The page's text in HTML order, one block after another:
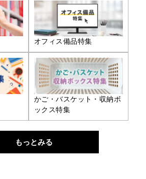
オフィス備品特集
かご・バスケット・収納ボ
ックス特集
もっとみる